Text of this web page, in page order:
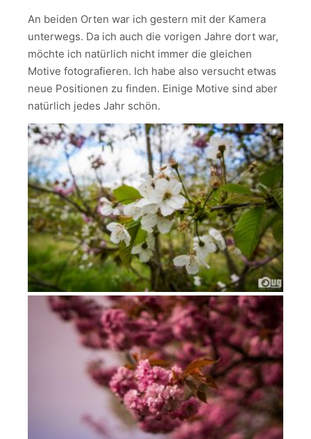
An beiden Orten war ich gestern mit der Kamera
unterwegs. Da ich auch die vorigen Jahre dort war,
möchte ich natürlich nicht immer die gleichen
Motive fotografieren. Ich habe also versucht etwas
neue Positionen zu finden. Einige Motive sind aber
natürlich jedes Jahr schön.